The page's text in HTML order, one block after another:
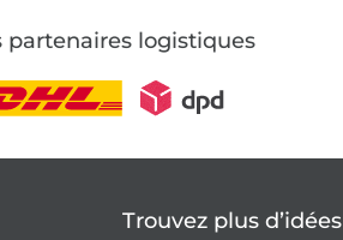
partenaires logistiques
Trouvez plus d’idées